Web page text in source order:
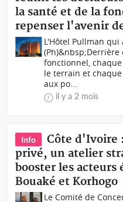
la santé et de la
repenser l'avenir
L'Hôtel Pullman
fonctionnel,
le terrain et
aux po...
il y a 2 mois
Info
Côte d'Ivoire
privé, un atelier
booster les acteurs
Bouaké et Korhogo
Le Comité de